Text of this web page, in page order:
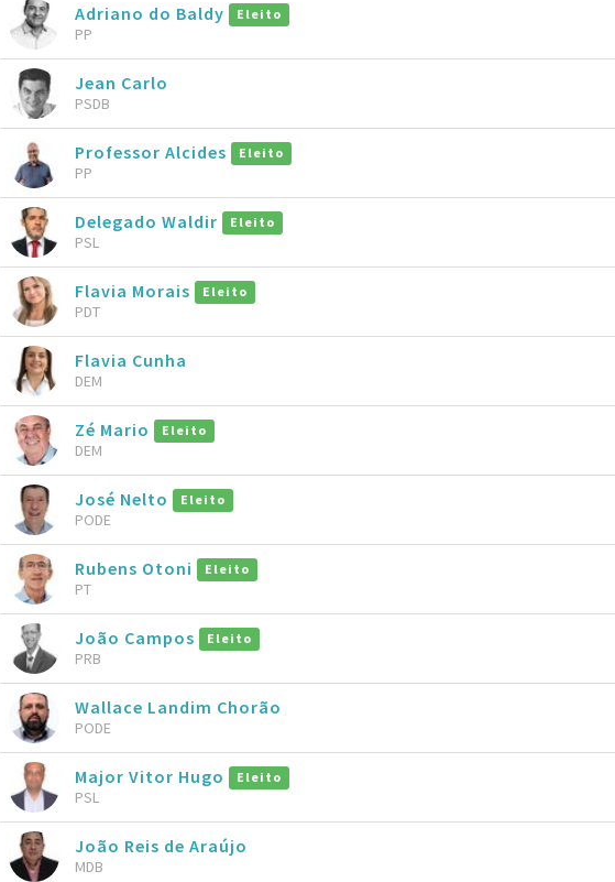
Adriano do Baldy Eleito
PP
Jean Carlo
PSDB
Professor Alcides Eleito
PP
Delegado Waldir Eleito
PSL
Flavia Morais Eleito
PDT
Flavia Cunha
DEM
Zé Mario Eleito
DEM
José Nelto Eleito
PODE
Rubens Otoni Eleito
PT
João Campos Eleito
PRB
Wallace Landim Chorão
PODE
Major Vitor Hugo Eleito
PSL
João Reis de Araújo
MDB